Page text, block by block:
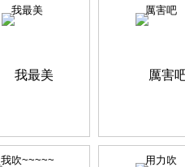
我最美 厲害吧
我吹~~~~~ 用力吹